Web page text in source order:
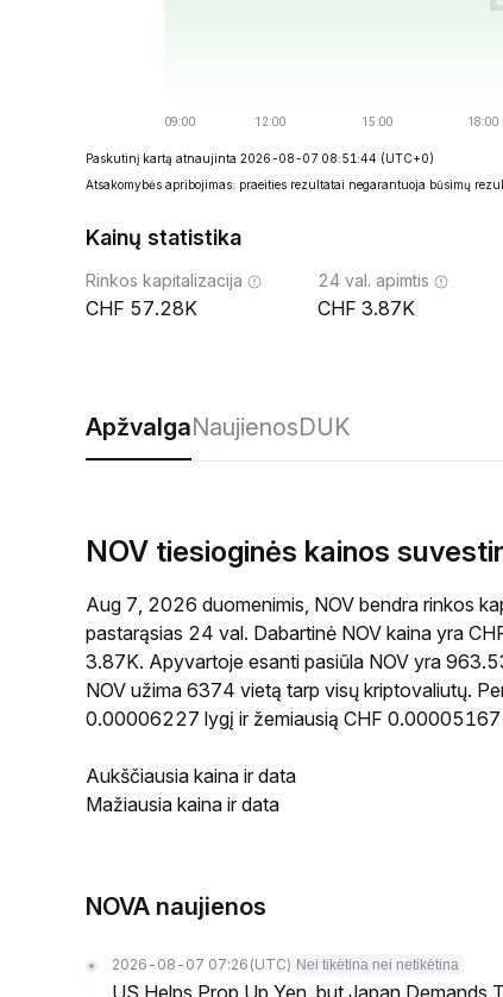
Paskutinį kartą atnaujinta 2026-08-07 08:51:44 (UTC+0)
Atsakomybės apribojimas: praeities rezultatai negarantuoja būsimų
Kainų statistika
Rinkos kapitalizacija
57.28K
24 val. apimtis
3.87K
ApžvalgaNaujienosDUK
NOV tiesioginės kainos
Aug 7, 2026 duomenimis, NOV bendra rinkos
pastarąsias 24 val. Dabartinė NOV kaina yra
3.87K. Apyvartoje esanti pasiūla NOV yra
NOV užima 6374 vietą tarp visų kriptovaliutų.
0.00006227 lygį ir žemiausią CHF 0.00005167
Aukščiausia kaina ir data
Mažiausia kaina ir data
NOVA naujienos
2026-08-07 07:26 (UTC) Nei tikėtina nei netikėtina
US Helps Prop Up Yen, but Japan Demands